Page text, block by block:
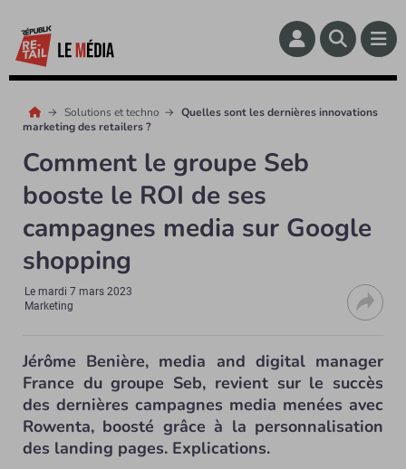
Solutions et techno
Quelles sont les dernières innovations
marketing des retailers ?
Comment le groupe Seb
booste le ROI de ses
campagnes media sur Google
shopping
Lemardi 7 mars 2023
Marketing
Jérôme Benière, media and digital manager
France du groupe Seb, revient sur le succès
des dernières campagnes media menées avec
Rowenta, boosté grâce à la personnalisation
des landing pages. Explications.